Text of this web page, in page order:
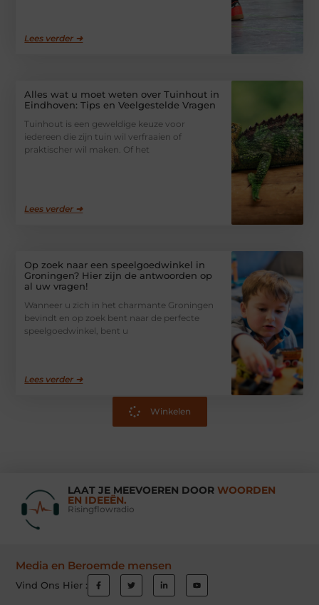
Lees verder ➜
Alles wat u moet weten over Tuinhout in
Eindhoven: Tips en Veelgestelde Vragen
Tuinhout is een geweldige keuze voor
iedereen die zijn tuin wil verfraaien of
praktischer wil maken. Of het
Lees verder ➜
Op zoek naar een speelgoedwinkel in
Groningen? Hier zijn de antwoorden op
al uw vragen!
Wanneer u zich in het charmante Groningen
bevindt en op zoek bent naar de perfecte
speelgoedwinkel, bent u
Lees verder ➜
Winkelen
LAAT JE MEEVOEREN DOOR WOORDEN
EN IDEEËN.
Risingflowradio
Media en Beroemde mensen
Vind Ons Hier :